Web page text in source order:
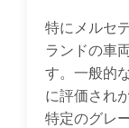
特にメルセ
ランドの車
す。一般的
に評価され
特定のグレ